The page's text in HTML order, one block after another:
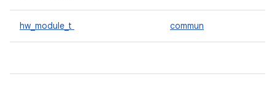
hw_module_t commun